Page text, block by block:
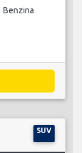
Benzina
SUV